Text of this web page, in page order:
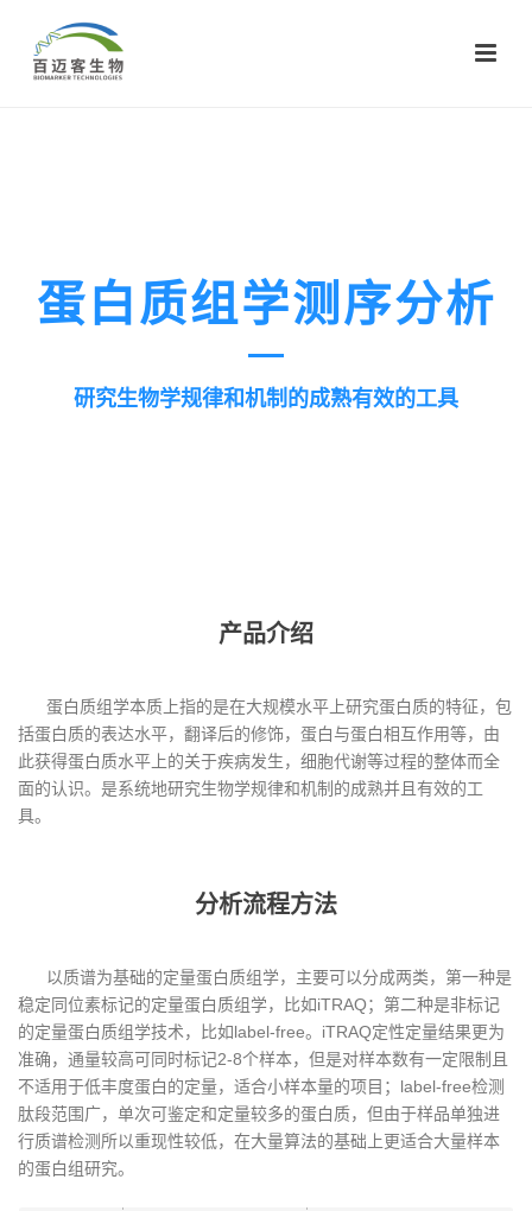
蛋白质组学测序分析
研究生物学规律和机制的成熟有效的工具
产品介绍
蛋白质组学本质上指的是在大规模水平上研究蛋白质的特征，包
括蛋白质的表达水平，翻译后的修饰，蛋白与蛋白相互作用等，由
此获得蛋白质水平上的关于疾病发生，细胞代谢等过程的整体而全
面的认识。是系统地研究生物学规律和机制的成熟并且有效的工
具。
分析流程方法
以质谱为基础的定量蛋白质组学，主要可以分成两类，第一种是
稳定同位素标记的定量蛋白质组学，比如iTRAQ；第二种是非标记
的定量蛋白质组学技术，比如label-free。iTRAQ定性定量结果更为
准确，通量较高可同时标记2-8个样本，但是对样本数有一定限制且
不适用于低丰度蛋白的定量，适合小样本量的项目；label-free检测
肽段范围广，单次可鉴定和定量较多的蛋白质，但由于样品单独进
行质谱检测所以重现性较低，在大量算法的基础上更适合大量样本
的蛋白组研究。